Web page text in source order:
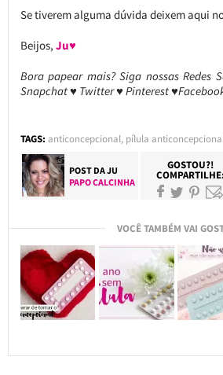
Se tiverem alguma dúvida deixem aqui
Beijos, Ju♥
Bora papear mais? Siga nossas Redes
Snapchat ♥ Twitter ♥ Pinterest
TAGS: anticoncepcional, pílula
POST DAJU
PAPO CALCINHA
GOSTOU?!
COMPARTILHE:
VOCÊ TAMBÉM VAI